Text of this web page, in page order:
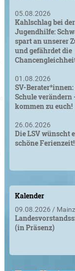
05.08.2026
Kahlschlag bei der
Jugendhilfe:
spart an unserer
und gefährdet die
01.08.2026
SV-
Schule verändern
kommen zu euch!
26.06.2026
Die LSV wünscht
schöne Ferienzeit!
Kalender
09.08.2026 Mainz
(in Präsenz)